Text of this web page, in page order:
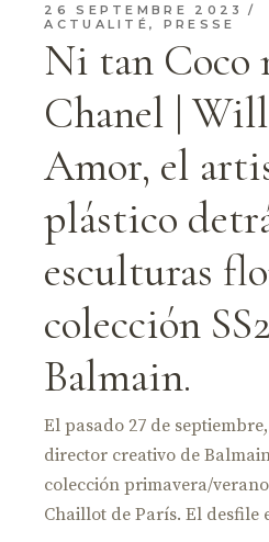
26 SEPTEMBRE 2023
ACTUALITÉ, PRESSE
Ni tan Coco
Chanel |
Amor, el
plástico
esculturas
colección
Balmain.
El pasado 27 de
director creativo de
colección primavera/
Chaillot de París. El desfile